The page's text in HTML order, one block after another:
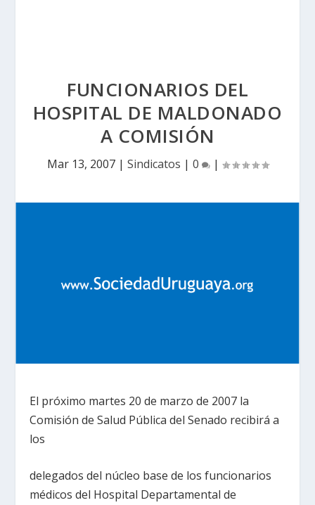
FUNCIONARIOS DEL
HOSPITAL DE MALDONADO
A COMISIÓN
Mar 13, 2007| Sindicatos | 0 |
El próximo martes 20 de marzo de 2007 la
Comisión de Salud Pública del Senado recibirá a
los
delegados del núcleo base de los funcionarios
médicos del Hospital Departamental de